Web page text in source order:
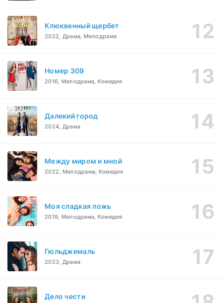
Клюквенный щербет
2022, Драма, Мелодрама
Номер 309
2016, Мелодрама, Комедия
Далекий город
2024, Драма
Между миром и мной
2022, Мелодрама, Комедия
Моя сладкая ложь
2019, Мелодрама, Комедия
Гюльджемаль
2023, Драма
Дело чести